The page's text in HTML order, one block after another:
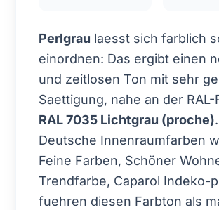
Perlgrau laesst sich farblich
einordnen: Das ergibt einen
und zeitlosen Ton mit sehr
Saettigung, nahe an der
RAL 7035 Lichtgrau (proche).
Deutsche Innenraumfarben
Feine Farben, Schöner
Trendfarbe, Caparol Indeko-
fuehren diesen Farbton als